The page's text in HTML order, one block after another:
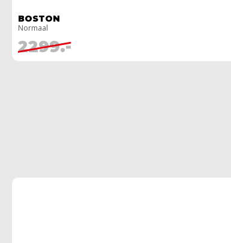
BOSTON
Normaal
2299.-